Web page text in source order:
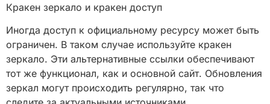
Кракен зеркало и кракен доступ
Иногда доступ к официальному ресурсу может быть
ограничен. В таком случае используйте кракен
зеркало. Эти альтернативные ссылки обеспечивают
тот же функционал, как и основной сайт. Обновления
зеркал могут происходить регулярно, так что